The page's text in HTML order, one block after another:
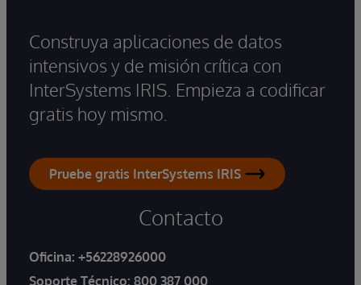
Construya aplicaciones de datos
intensivos y de misión crítica con
InterSystems IRIS. Empieza a codificar
gratis hoy mismo.
Pruebe gratis InterSystems IRIS
Contacto
Oficina: +56228926000
Soporte Técnico: 800 387 000